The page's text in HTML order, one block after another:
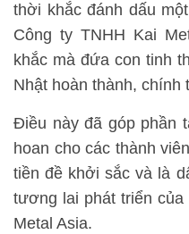
thời khắc đánh dấu
Công ty TNHH Kai
khắc mà đứa con tinh
Nhật hoàn thành, chính
Điều này đã góp phần
hoan cho các thành
tiền đề khởi sắc và là
tương lai phát triển của
Metal Asia.